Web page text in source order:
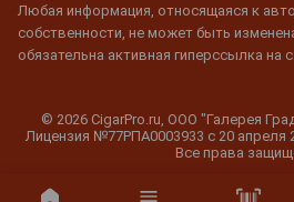
Любая информация, относящаяся к
собственности, не может быть
обязательна активная гиперссылка на
© 2026 CigarPro.ru, ООО "Галерея
Лицензия №77РПА0003933 c 20 апреля
Все права